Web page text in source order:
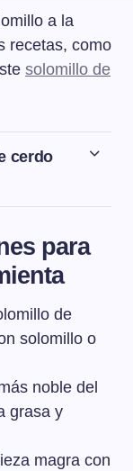
a la
recetas, como
solomillo de
cerdo
del cerdo,
piezas que
vertebral del
menos tierna
para
de
solomillo o
noble del
grasa y
magra con